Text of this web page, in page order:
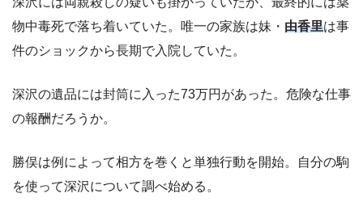
物中毒死で落ち着いていた。唯一の家族は妹・ 由香里は事
件のショックから長期で入院していた。
深沢の遺品には封筒に入った73万円があった。危険な仕事
の報酬だろうか。
勝俣は例によって相方を巻くと単独行動を開始。自分の駒
を使って深沢について調べ始める。